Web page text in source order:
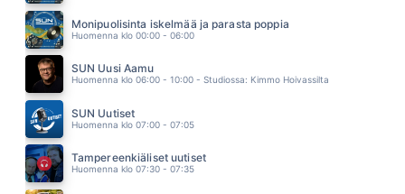
FRANS HARJU
09.46
Monipuolisinta iskelmää ja parasta poppia
Huomenna klo 00:00 - 06:00
SUN Uusi Aamu
Huomenna klo 06:00 - 10:00 - Studiossa: Kimmo Hoivassilta
SUN Uutiset
Huomenna klo 07:00 - 07:05
Tampereenkiäliset uutiset
Huomenna klo 07:30 - 07:35